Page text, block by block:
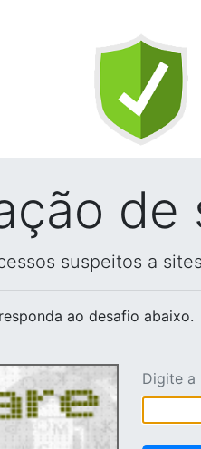
de
suspeitos a
ao desafio abaixo.
Digite a